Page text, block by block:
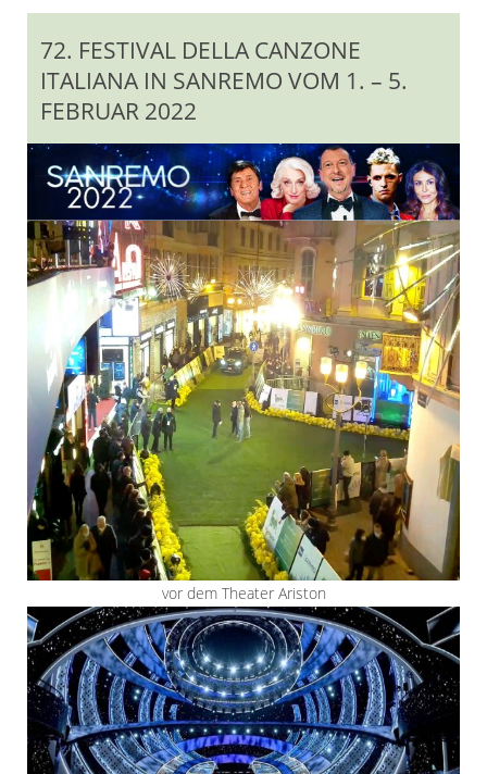
72. FESTIVAL DELLA CANZONE
ITALIANA IN SANREMO VOM 1. – 5.
FEBRUAR 2022
vor dem Theater Ariston